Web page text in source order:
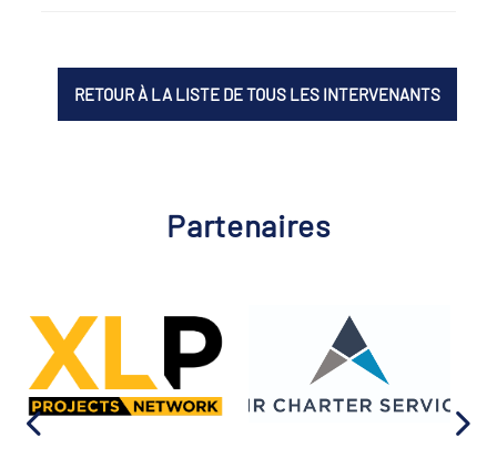
RETOUR À LA LISTE DE TOUS LES INTERVENANTS
Partenaires